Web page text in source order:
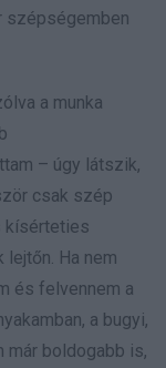
szépségemben
a munka
– úgy látszik,
csak szép
kísérteties
Ha nem
és felvennem a
a bugyi,
már boldogabb is,